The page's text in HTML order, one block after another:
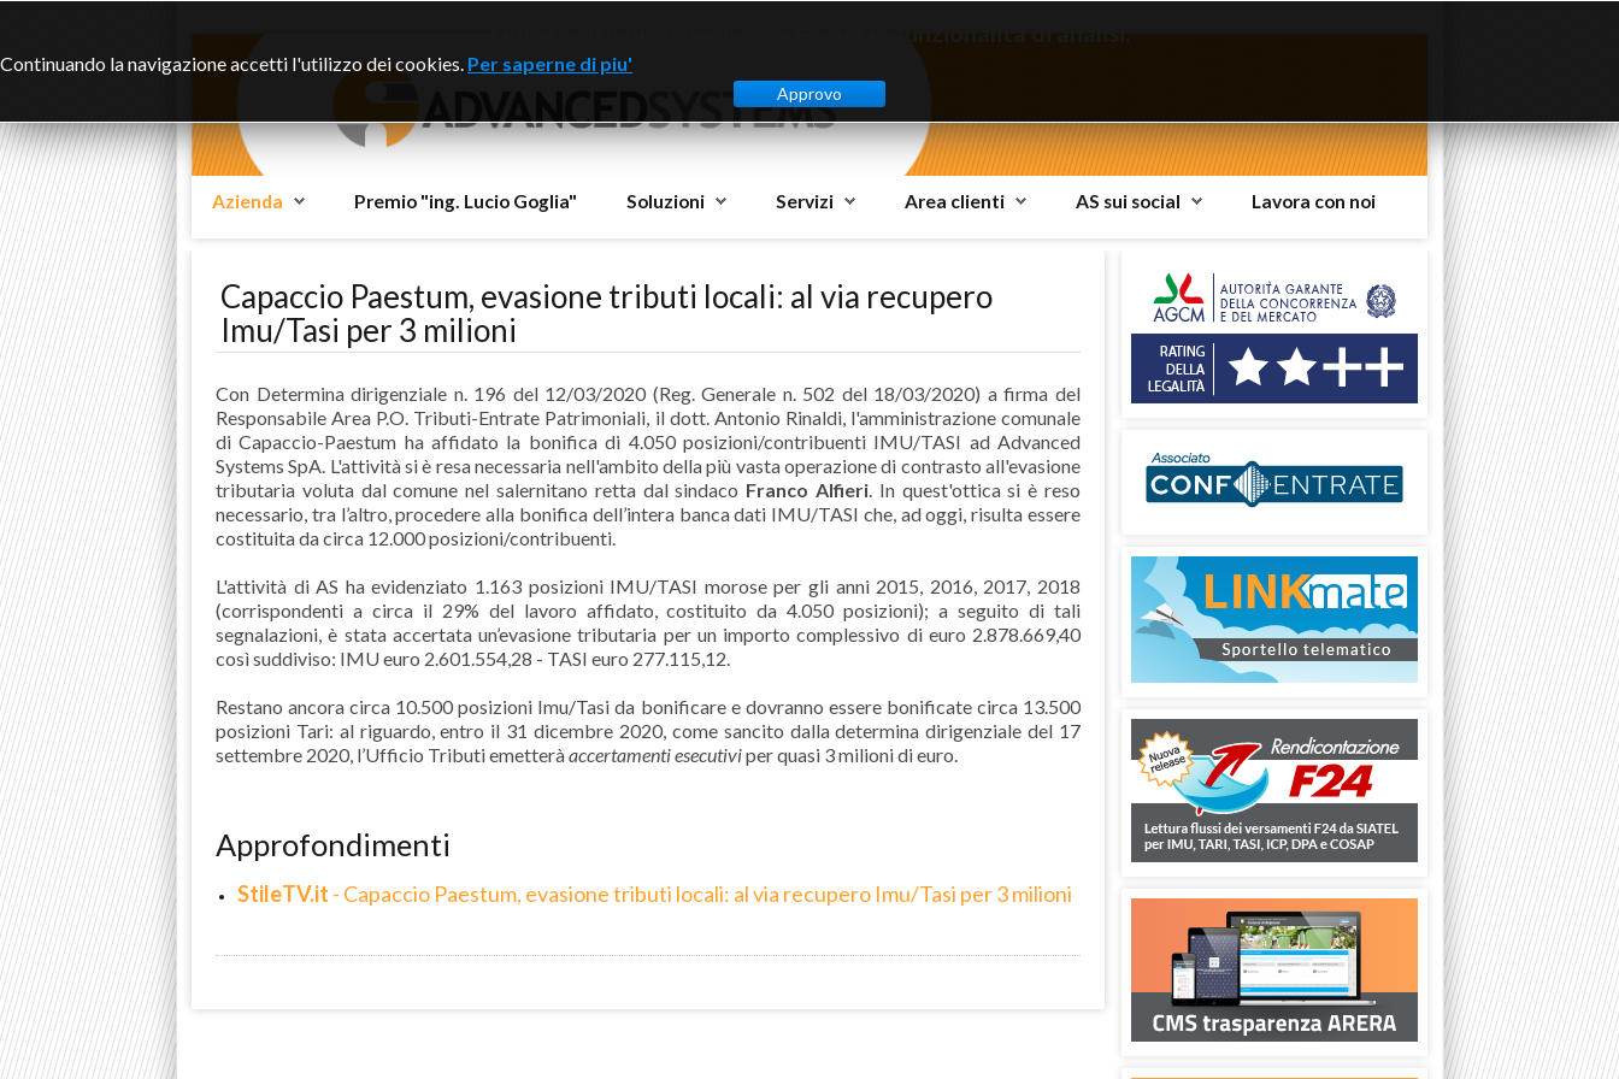
Azienda Premio "ing. Lucio Goglia" Soluzioni Servizi Area clienti AS sui social Lavora con noi
Capaccio Paestum, evasione tributi locali: al via recupero
Imu/Tasi per 3 milioni
Con Determina dirigenziale n. 196 del 12/03/2020 (Reg. Generale n. 502 del 18/03/2020) a firma del
Responsabile Area P.O. Tributi-Entrate Patrimoniali, il dott. Antonio Rinaldi, l'amministrazione comunale
di Capaccio-Paestum ha affidato la bonifica di 4.050 posizioni/contribuenti IMU/TASI ad Advanced
Systems SpA. L'attività si è resa necessaria nell'ambito della più vasta operazione di contrasto all'evasione
tributaria voluta dal comune nel salernitano retta dal sindaco Franco Alfieri. In quest'ottica si è reso
necessario, tra l’altro, procedere alla bonifica dell’intera banca dati IMU/TASI che, ad oggi, risulta essere
costituita da circa 12.000 posizioni/contribuenti.
L'attività di AS ha evidenziato 1.163 posizioni IMU/TASI morose per gli anni 2015, 2016, 2017, 2018
(corrispondenti a circa il 29% del lavoro affidato, costituito da 4.050 posizioni); a seguito di tali
segnalazioni, è stata accertata un’evasione tributaria per un importo complessivo di euro 2.878.669,40
così suddiviso: IMU euro 2.601.554,28 - TASI euro 277.115,12.
Restano ancora circa 10.500 posizioni Imu/Tasi da bonificare e dovranno essere bonificate circa 13.500
posizioni Tari: al riguardo, entro il 31 dicembre 2020, come sancito dalla determina dirigenziale del 17
settembre 2020, l’Ufficio Tributi emetteràaccertamenti esecutiviper quasi 3 milioni di euro.
Approfondimenti
StileTV.it - Capaccio Paestum, evasione tributi locali: al via recupero Imu/Tasi per 3 milioni
Continuando la navigazione accetti l'utilizzo dei cookies. Per saperne di piu'
Approvo